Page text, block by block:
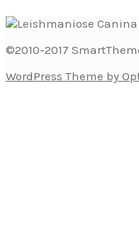
©2010-2017
WordPress Theme by